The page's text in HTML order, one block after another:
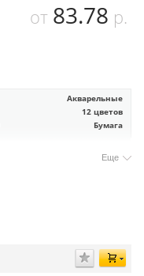
от 83.78 р.
Акварельные
12 цветов
Бумага
Еще